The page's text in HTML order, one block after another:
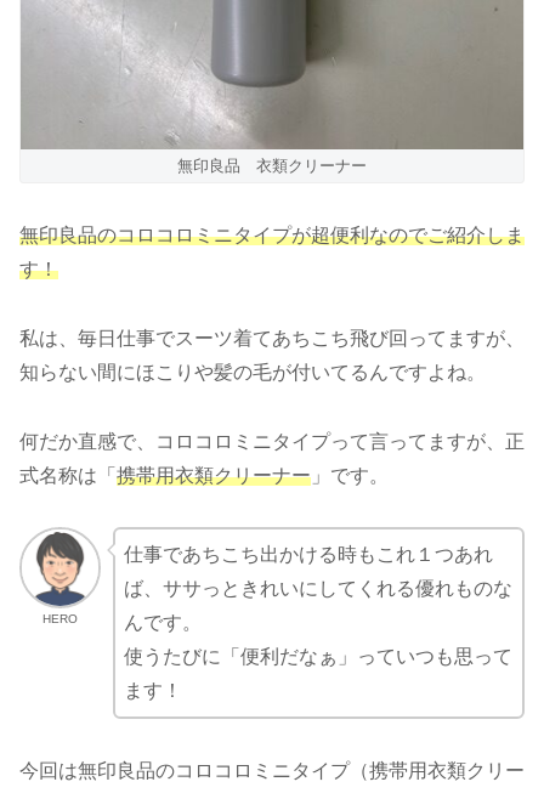
無印良品 衣類クリーナー
無印良品のコロコロミニタイプが超便利なのでご紹介しま
す！
私は、毎日仕事でスーツ着てあちこち飛び回ってますが、
知らない間にほこりや髪の毛が付いてるんですよね。
何だか直感で、コロコロミニタイプって言ってますが、正
式名称は「 携帯用衣類クリーナー 」です。
HERO
仕事であちこち出かける時もこれ１つあれ
ば、ササっときれいにしてくれる優れものな
んです。
使うたびに「便利だなぁ」っていつも思って
ます！
今回は無印良品のコロコロミニタイプ（携帯用衣類クリー